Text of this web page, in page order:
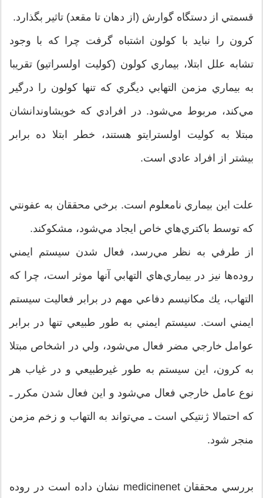
قسمتي از دستگاه گوارش (از دهان تا مقعد) تاثير بگذارد.
كرون را نبايد با كولون اشتباه گرفت چرا كه با وجود
تشابه علل ابتلا، بيماري كولون (كوليت اولسراتيو) تقريبا
به بيماري مزمن التهابي ديگري كه تنها كولون را درگير
مي‌كند، مربوط مي‌شود. در افرادي كه خويشاوندانشان
مبتلا به كوليت اولسترايتو هستند، خطر ابتلا ده برابر
بيشتر از افراد عادي است.
علت اين بيماري نامعلوم است. برخي محققان به عفونتي
كه توسط باكتري‌هاي خاص ايجاد مي‌شود، مشكوكند.
از طرفي به نظر مي‌رسد، فعال شدن سيستم ايمني
روده‌ها نيز در بيماري‌هاي التهابي آنها موثر است، چرا كه
التهاب، يك مكانيسم دفاعي مهم در برابر فعاليت سيستم
ايمني است. سيستم ايمني به طور طبيعي تنها در برابر
عوامل خارجي مضر فعال مي‌شود، ولي در اشخاص مبتلا
به كرون، اين سيستم به طور غيرطبيعي و در غياب هر
نوع عامل خارجي فعال مي‌شود و اين فعال شدن مكرر ـ
كه احتمالا ژنتيكي است ـ مي‌تواند به التهاب و زخم مزمن
منجر شود.
بررسي محققان medicinenet نشان داده است در روده